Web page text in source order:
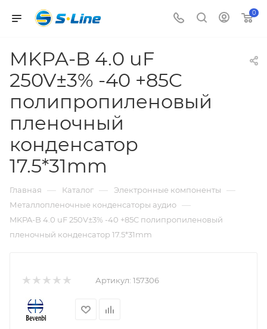
0
MKPA-B 4.0 uF
250V±3% -40 +85C
полипропиленовый
пленочный
конденсатор
17.5*31mm
Главная — Каталог — Электронные компоненты —
Металлопленочные конденсаторы аудио —
MKPA-B 4.0 uF 250V±3% -40 +85C полипропиленовый
пленочный конденсатор 17.5*31mm
Артикул: 157306